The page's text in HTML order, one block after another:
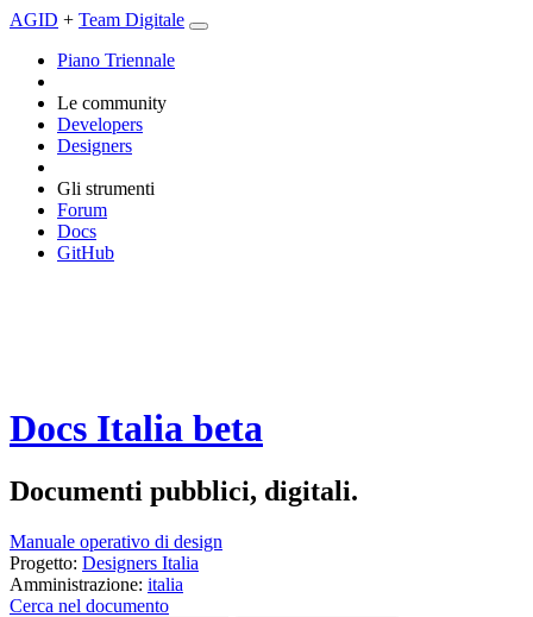
AGID + Team Digitale
Piano Triennale
Le community
Developers
Designers
Gli strumenti
Forum
Docs
GitHub
Docs Italia beta
Documenti pubblici, digitali.
Manuale operativo di design
Progetto: Designers Italia
Amministrazione: italia
Cerca nel documento